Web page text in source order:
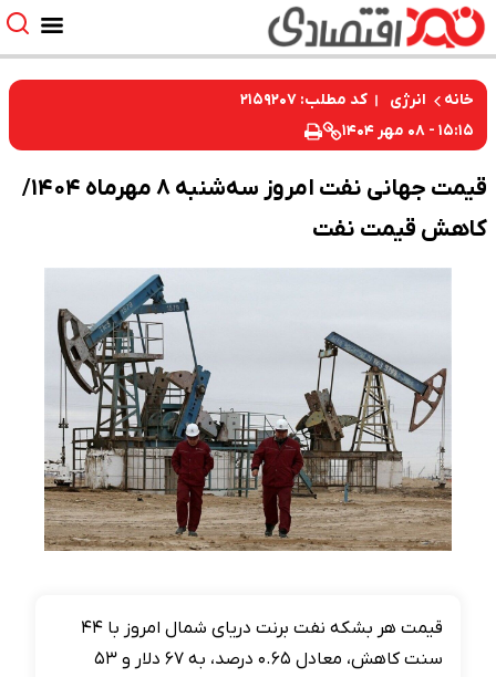
خانه انرژی
کد مطلب: ۲۱۵۹۲۰۷
۱۵:۱۵ - ۰۸ مهر ۱۴۰۴
قیمت جهانی نفت امروز سه‌شنبه ۸ مهرماه ۱۴۰۴/
کاهش قیمت نفت
قیمت هر بشکه نفت برنت دریای شمال امروز با ۴۴
سنت کاهش، معادل ۰.۶۵ درصد، به ۶۷ دلار و ۵۳